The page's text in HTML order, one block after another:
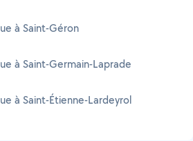
à Saint-Géron
à Saint-Germain-Laprade
à Saint-Étienne-Lardeyrol